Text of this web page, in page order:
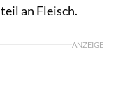
an Fleisch.
ANZEIGE